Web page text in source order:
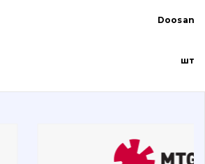
материалы
Поиск
Doosan
шт